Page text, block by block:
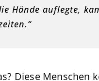
Hände auflegte,
Diese